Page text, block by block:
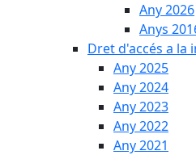
Any 2026
Anys
Dret d'accés a la
Any 2025
Any 2024
Any 2023
Any 2022
Any 2021